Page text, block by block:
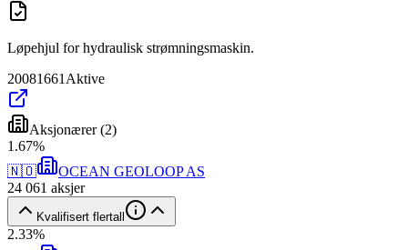
Løpehjul for hydraulisk strømningsmaskin.
20081661 Aktive
Aksjonærer(2)
1 .67%
🇳🇴
OCEAN GEOLOOP AS
24 061 aksjer
Kvalifisert flertall
2.33%